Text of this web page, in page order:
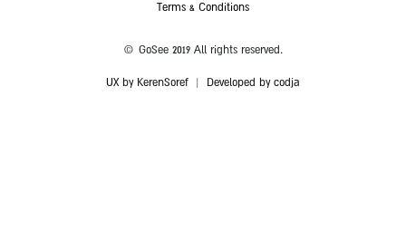
Terms & Conditions
© GoSee 2019 All rights reserved.
UX by KerenSoref Developed by codja